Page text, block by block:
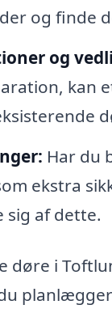
og finde
og
kan
Har du
ekstra
sig af dette.
døre i